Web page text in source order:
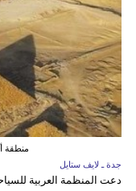
منطقة
جدة ـ لايف ستايل
دعت المنظمة العربية